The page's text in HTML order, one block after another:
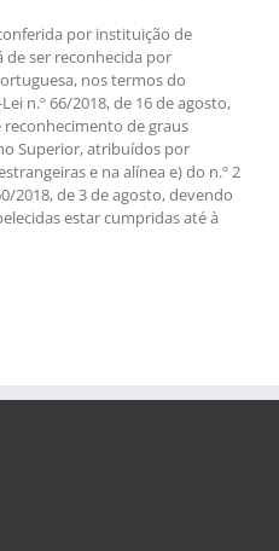
por instituição de
ser reconhecida por
nos termos do
n.º 66/2018, de 16 de agosto,
de graus
Superior, atribuídos por
e na alínea e) do n.º 2
2018, de 3 de agosto, devendo
estar cumpridas até à